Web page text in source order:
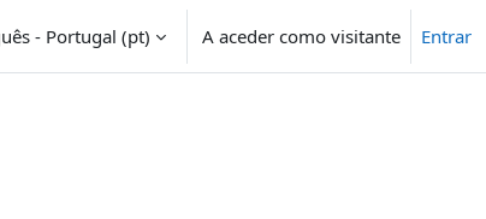
- Portugal ‎(pt)‎ A aceder como visitante Entrar